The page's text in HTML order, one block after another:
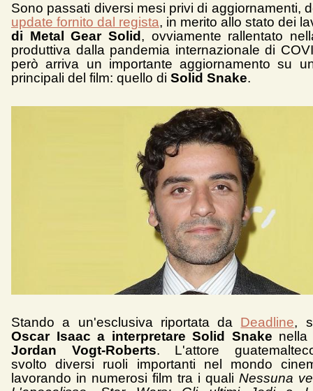
Sono passati diversi mesi privi di aggiornamenti,
update fornito dal regista, in merito allo stato dei
di Metal Gear Solid , ovviamente rallentato
produttiva dalla pandemia internazionale di
però arriva un importante aggiornamento su
principali del film: quello di Solid Snake.
Stando a un'esclusiva riportata da Deadline,
Oscar Isaac a interpretare Solid Snake nella
Jordan Vogt-Roberts. L'attore
svolto diversi ruoli importanti nel mondo
lavorando in numerosi film tra i quali Nessuna